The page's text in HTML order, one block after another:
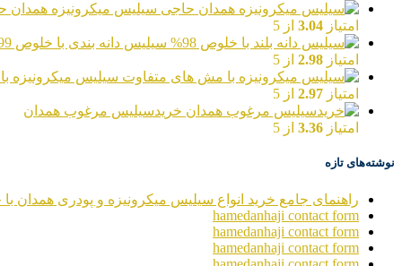
سیلیس میکرونیزه همدان
امتیاز 3.04 از 5
سیلیس دانه بندی با خلوص 99%
امتیاز 2.98 از 5
سیلیس میکرونیزه
امتیاز 2.97 از 5
خریدسیلیس مرغوب همدان
امتیاز 3.36 از 5
نوشته‌های تازه
راهنمای جامع خرید انواع سیلیس میکرونیزه و پودری همدان با
hamedanhaji contact form
hamedanhaji contact form
hamedanhaji contact form